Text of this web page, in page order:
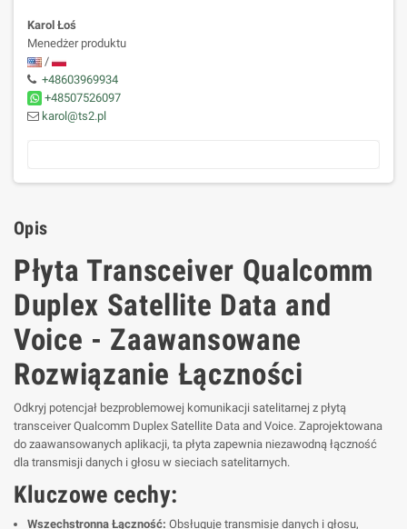
Karol Łoś
Menedżer produktu
/
+48603969934
+48507526097
karol@ts2.pl
Opis
Płyta Transceiver Qualcomm
Duplex Satellite Data and
Voice - Zaawansowane
Rozwiązanie Łączności
Odkryj potencjał bezproblemowej komunikacji satelitarnej z płytą
transceiver Qualcomm Duplex Satellite Data and Voice. Zaprojektowana
do zaawansowanych aplikacji, ta płyta zapewnia niezawodną łączność
dla transmisji danych i głosu w sieciach satelitarnych.
Kluczowe cechy:
Wszechstronna Łączność: Obsługuje transmisje danych i głosu,